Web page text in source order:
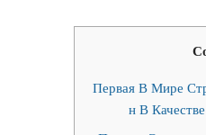
Первая В Мире
н В